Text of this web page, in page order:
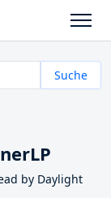
Suche
by Daylight